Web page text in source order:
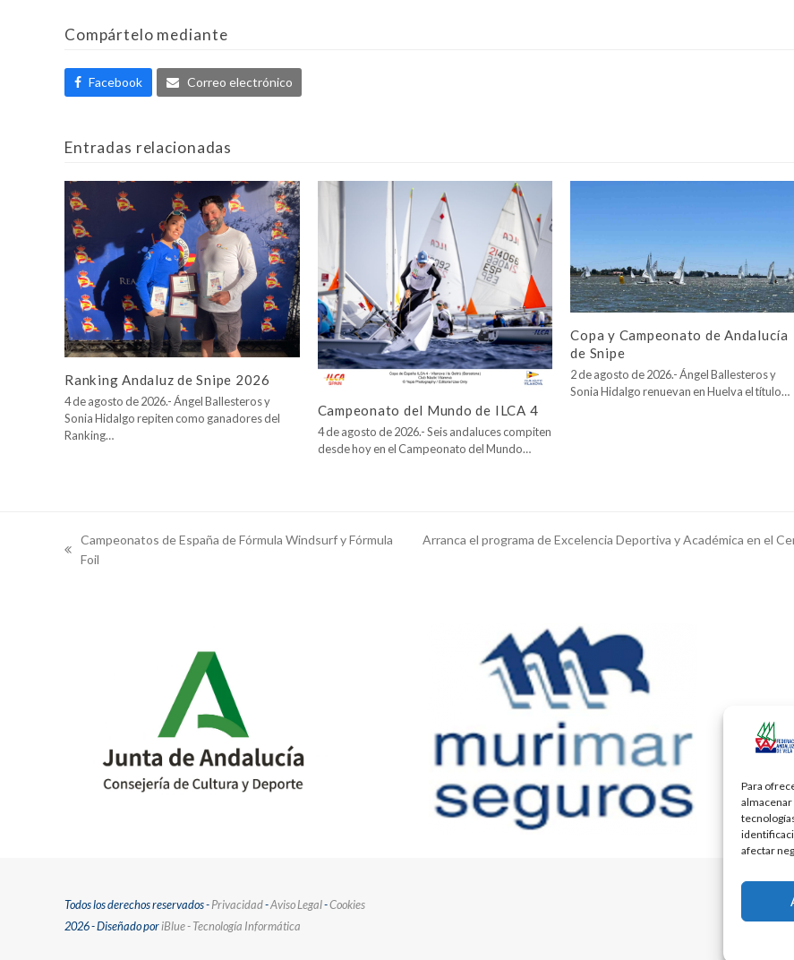
Para
afectar
Compártelo mediante
Facebook Correo electrónico
Entradas relacionadas
Ranking Andaluz de Snipe 2026
4 de agosto de 2026.- Ángel Ballesteros y
Sonia Hidalgo repiten como ganadores del
Ranking…
Campeonato del Mundo de ILCA 4
4 de agosto de 2026.- Seis andaluces compiten
desde hoy en el Campeonato del Mundo…
Copa y Campeonato de Andalucía
de Snipe
2 de agosto de 2026.- Ángel Ballesteros y
Sonia Hidalgo renuevan en Huelva el título…
previous
Campeonatos de España de Fórmula Windsurf y Fórmula
Foil
Arranca el programa de Excelencia Deportiva y Académica en el
Todos los derechos reservados -Privacidad-Aviso Legal-Cookies
2026 - Diseñado poriBlue - Tecnología Informática